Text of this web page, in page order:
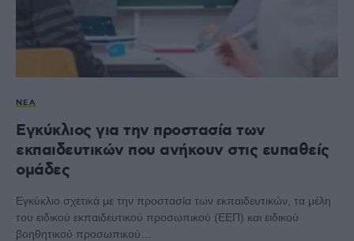
ΝΈΑ
Εγκύκλιος για την προστασία των
εκπαιδευτικών που ανήκουν στις ευπαθείς
ομάδες
Εγκύκλιο σχετικά με την προστασία των εκπαιδευτικών, τα μέλη
του ειδικού εκπαιδευτικού προσωπικού (ΕΕΠ) και ειδικού
βοηθητικού προσωπικού…